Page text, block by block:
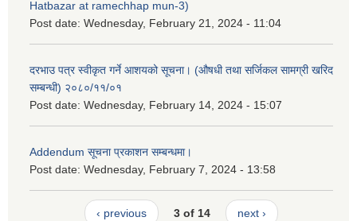
Hatbazar at ramechhap mun-3)
Post date: Wednesday, February 21, 2024 - 11:04
दरभाउ पत्र स्वीकृत गर्ने आशयको सूचना। (औषधी तथा सर्जिकल सामग्री खरिद
सम्बन्धी) २०८०/११/०१
Post date: Wednesday, February 14, 2024 - 15:07
Addendum सूचना प्रकाशन सम्बन्धमा।
Post date: Wednesday, February 7, 2024 - 13:58
‹ previous 3 of 14 next ›